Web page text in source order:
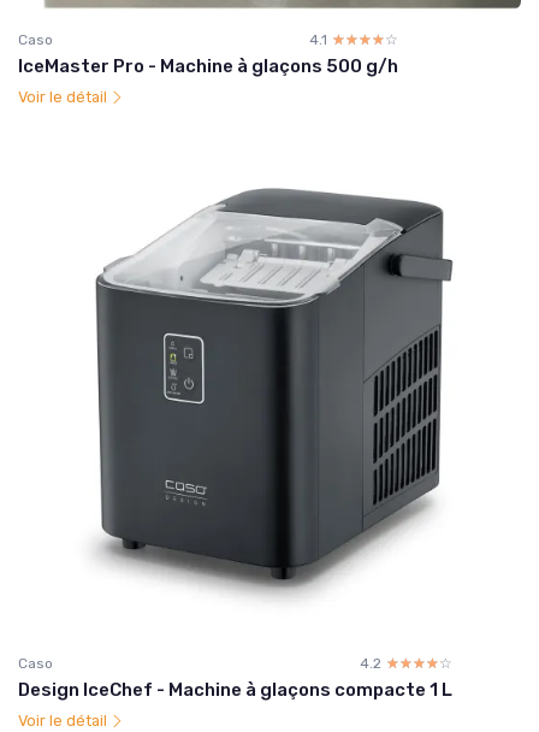
Caso 4.1 ☆☆☆☆☆
★★★★★
IceMaster Pro - Machine à glaçons 500 g/h
Voir le détail
Caso 4.2 ☆☆☆☆☆
★★★★★
Design IceChef - Machine à glaçons compacte 1 L
Voir le détail